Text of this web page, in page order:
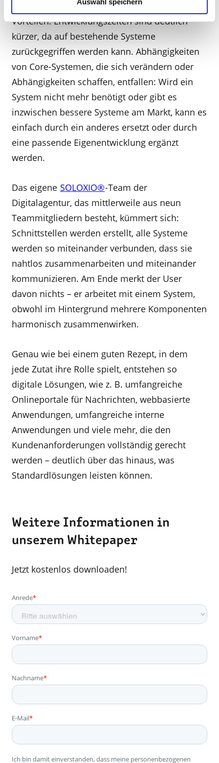
klassischer Individualentwicklung werden zu
Vorteilen. Entwicklungszeiten sind deutlich
kürzer, da auf bestehende Systeme
zurückgegriffen werden kann. Abhängigkeiten
von Core-Systemen, die sich verändern oder
Abhängigkeiten schaffen, entfallen: Wird ein
System nicht mehr benötigt oder gibt es
inzwischen bessere Systeme am Markt, kann es
einfach durch ein anderes ersetzt oder durch
eine passende Eigenentwicklung ergänzt
werden.
Das eigene SOLOXIO®-Team der
Digitalagentur, das mittlerweile aus neun
Teammitgliedern besteht, kümmert sich:
Schnittstellen werden erstellt, alle Systeme
werden so miteinander verbunden, dass sie
nahtlos zusammenarbeiten und miteinander
kommunizieren. Am Ende merkt der User
davon nichts – er arbeitet mit einem System,
obwohl im Hintergrund mehrere Komponenten
harmonisch zusammenwirken.
Genau wie bei einem guten Rezept, in dem
jede Zutat ihre Rolle spielt, entstehen so
digitale Lösungen, wie z. B. umfangreiche
Onlineportale für Nachrichten, webbasierte
Anwendungen, umfangreiche interne
Anwendungen und viele mehr, die den
Kundenanforderungen vollständig gerecht
werden – deutlich über das hinaus, was
Standardlösungen leisten können.
Weitere Informationen in
unserem Whitepaper
Jetzt kostenlos downloaden!